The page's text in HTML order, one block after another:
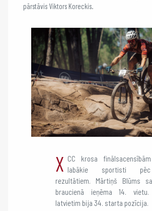
pārstāvis Viktors Koreckis.
X CC krosa
labākie sportisti pēc
rezultātiem. Mārtiņš Blūms
braucienā ieņēma 14. vietu.
latvietim bija 34. starta pozīcija.